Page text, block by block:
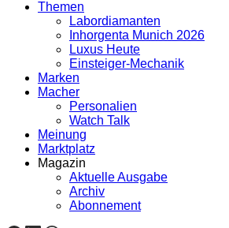
Themen
Labordiamanten
Inhorgenta Munich 2026
Luxus Heute
Einsteiger-Mechanik
Marken
Macher
Personalien
Watch Talk
Meinung
Marktplatz
Magazin
Aktuelle Ausgabe
Archiv
Abonnement